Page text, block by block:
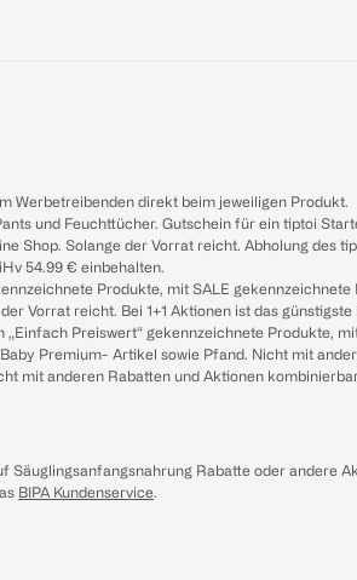
Werbetreibenden direkt beim jeweiligen Produkt.
und Feuchttücher. Gutschein für ein tiptoi
Shop. Solange der Vorrat reicht. Abholung
54.99 € einbehalten.
Produkte, mit SALE
Vorrat reicht. Bei 1+1 Aktionen ist das
„Einfach Preiswert“ gekennzeichnete
Baby Premium- Artikel sowie Pfand. Nicht mit
mit anderen Rabatten und Aktionen
Rabatte oder andere
BIPA Kundenservice.